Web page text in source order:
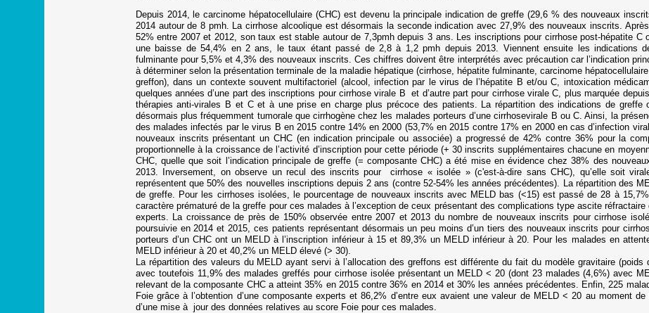
Depuis 2014, le carcinome hépatocellulaire (CHC) est devenu la principale indication de greffe (29,6 % des nouveaux
2014 autour de 8 pmh. La cirrhose alcoolique est désormais la seconde indication avec 27,9% des nouveaux inscrits.
52% entre 2007 et 2012, son taux est stable autour de 7,3pmh depuis 3 ans. Les inscriptions pour cirrhose post-hépatite C
une baisse de 54,4% en 2 ans, le taux étant passé de 2,8 à 1,2 pmh depuis 2013. Viennent ensuite les indications
fulminante pour 5,5% et 4,3% des nouveaux inscrits. Ces chiffres doivent être interprétés avec précaution car l’indication
à déterminer selon la présentation terminale de la maladie hépatique (cirrhose, hépatite fulminante, carcinome
greffon), dans un contexte souvent multifactoriel (alcool, infection par le virus de l’hépatite B et/ou C, intoxication
quelques années d’une part des inscriptions pour cirrhose virale B et d’autre part pour cirrhose virale C, plus marquée
thérapies anti-virales B et C et à une prise en charge plus précoce des patients. La répartition des indications de greffe
désormais plus fréquemment tumorale que cirrhogène chez les malades porteurs d’une cirrhosevirale B ou C. Ainsi, la
des malades infectés par le virus B en 2015 contre 14% en 2000 (53,7% en 2015 contre 17% en 2000 en cas d’infection
nouveaux inscrits présentant un CHC (en indication principale ou associée) a progressé de 42% contre 36% pour la
proportionnelle à la croissance de l’activité d’inscription pour cette période (+ 30 inscrits supplémentaires chacune en
CHC, quelle que soit l’indication principale de greffe (= composante CHC) a été mise en évidence chez 38% des
2013. Inversement, on observe un recul des inscrits pour cirrhose « isolée » (c'est-à-dire sans CHC), qu’elle soit
représentent que 50% des nouvelles inscriptions depuis 2 ans (contre 52-54% les années précédentes). La répartition des
de greffe. Pour les cirrhoses isolées, le pourcentage de nouveaux inscrits avec MELD bas (<15) est passé de 28 à
caractère prématuré de la greffe pour ces malades à l’exception de ceux présentant des complications type ascite
experts. La croissance de près de 150% observée entre 2007 et 2013 du nombre de nouveaux inscrits pour cirrhose
poursuivie en 2014 et 2015, ces patients représentant désormais un peu moins d’un tiers des nouveaux inscrits pour
porteurs d’un CHC ont un MELD à l’inscription inférieur à 15 et 89,3% un MELD inférieur à 20. Pour les malades en
MELD inférieur à 20 et 40,2% un MELD élevé (> 30).
La répartition des valeurs du MELD ayant servi à l’allocation des greffons est différente du fait du modèle gravitaire
avec toutefois 11,9% des malades greffés pour cirrhose isolée présentant un MELD < 20 (dont 23 malades (4,6%) avec
relevant de la composante CHC a atteint 35% en 2015 contre 36% en 2014 et 30% les années précédentes. Enfin, 225
Foie grâce à l’obtention d’une composante experts et 86,2% d’entre eux avaient une valeur de MELD < 20 au moment
d’une mise à jour des données relatives au score Foie pour ces malades.